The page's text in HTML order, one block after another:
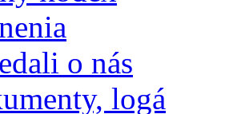
o nás
logá